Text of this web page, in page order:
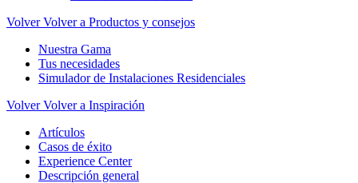
Volver Volver a Productos y consejos
Nuestra Gama
Tus necesidades
Simulador de Instalaciones Residenciales
Volver Volver a Inspiración
Artículos
Casos de éxito
Experience Center
Descripción general